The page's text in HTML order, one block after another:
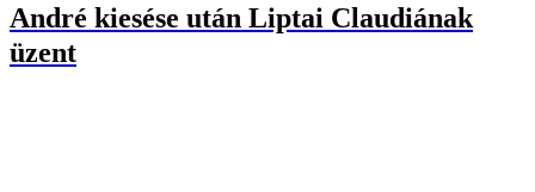
André kiesése után Liptai Claudiának
üzent